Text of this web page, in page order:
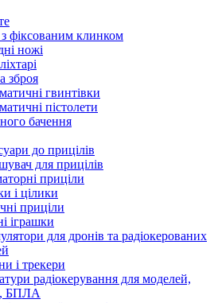
фіксованим клинком
ножі
зброя
гвинтівки
пістолети
бачення
до прицілів
для прицілів
приціли
і цілики
приціли
іграшки
для дронів та радіокерованих
і трекери
радіокерування для моделей,
БПЛА